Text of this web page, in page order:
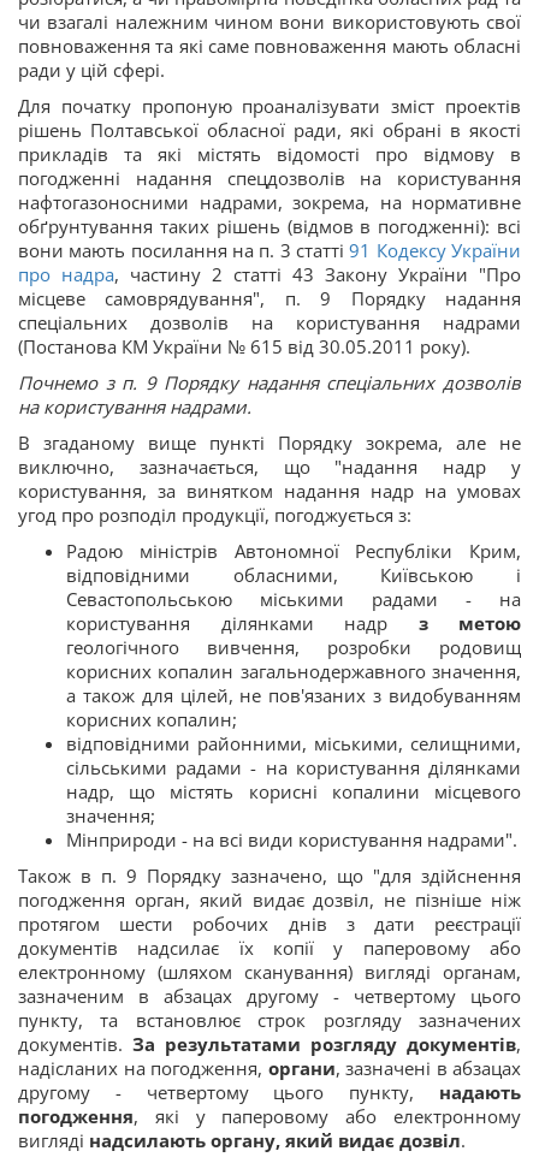
чи взагалі належним чином вони використовують свої
повноваження та які саме повноваження мають обласні
ради у цій сфері.
Для початку пропоную проаналізувати зміст проектів
рішень Полтавської обласної ради, які обрані в якості
прикладів та які містять відомості про відмову в
погодженні надання спецдозволів на користування
нафтогазоносними надрами, зокрема, на нормативне
обґрунтування таких рішень (відмов в погодженні): всі
вони мають посилання на п. 3 статті 91 Кодексу України
про надра, частину 2 статті 43 Закону України "Про
місцеве самоврядування", п. 9 Порядку надання
спеціальних дозволів на користування надрами
(Постанова КМ України № 615 від 30.05.2011 року).
Почнемо з п. 9 Порядку надання спеціальних дозволів
на користування надрами.
В згаданому вище пункті Порядку зокрема, але не
виключно, зазначається, що "надання надр у
користування, за винятком надання надр на умовах
угод про розподіл продукції, погоджується з:
Радою міністрів Автономної Республіки Крим,
відповідними обласними, Київською і
Севастопольською міськими радами - на
користування ділянками надр з метою
геологічного вивчення, розробки родовищ
корисних копалин загальнодержавного значення,
а також для цілей, не пов'язаних з видобуванням
корисних копалин;
відповідними районними, міськими, селищними,
сільськими радами - на користування ділянками
надр, що містять корисні копалини місцевого
значення;
Мінприроди - на всі види користування надрами".
Також в п. 9 Порядку зазначено, що "для здійснення
погодження орган, який видає дозвіл, не пізніше ніж
протягом шести робочих днів з дати реєстрації
документів надсилає їх копії у паперовому або
електронному (шляхом сканування) вигляді органам,
зазначеним в абзацах другому - четвертому цього
пункту, та встановлює строк розгляду зазначених
документів. За результатами розгляду документів,
надісланих на погодження, органи, зазначені в абзацах
другому - четвертому цього пункту, надають
погодження, які у паперовому або електронному
вигляді надсилають органу, який видає дозвіл.